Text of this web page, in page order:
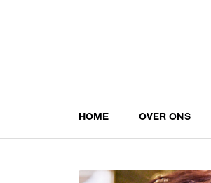
HOME OVER ONS